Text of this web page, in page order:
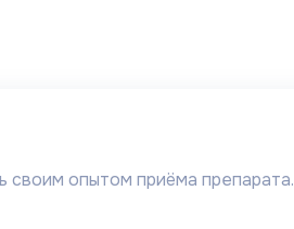
своим опытом приёма препарата.